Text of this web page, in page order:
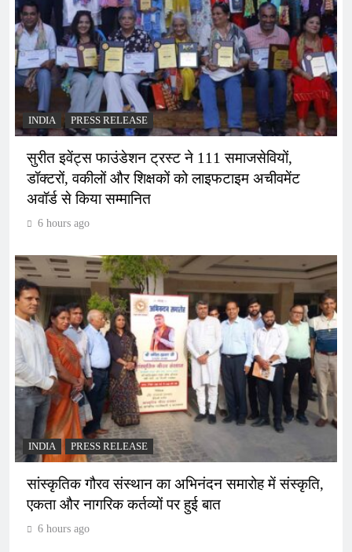
INDIA PRESS RELEASE
सुरीत इवेंट्स फाउंडेशन ट्रस्ट ने 111 समाजसेवियों,
डॉक्टरों, वकीलों और शिक्षकों को लाइफटाइम अचीवमेंट
अवॉर्ड से किया सम्मानित
6 hours ago
INDIA PRESS RELEASE
सांस्कृतिक गौरव संस्थान का अभिनंदन समारोह में संस्कृति,
एकता और नागरिक कर्तव्यों पर हुई बात
6 hours ago